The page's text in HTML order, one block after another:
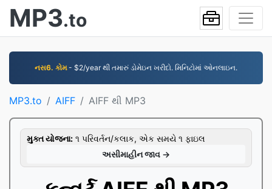
MP3.to
નસ6. કોમ- $2/year થી તમારું ડોમેઇન ખરીદો. મિનિટોમાં ઓનલાઇન.
MP3.to AIFF AIFF થી MP3
મુક્ત યોજના: ૧ પરિવર્તન/કલાક, એક સમયે ૧ ફાઇલ
અસીમાહીન જાવ →